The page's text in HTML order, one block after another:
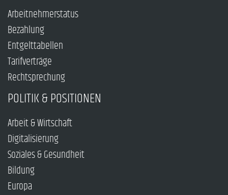
Arbeitnehmerstatus
Bezahlung
Entgelttabellen
Tarifverträge
Rechtsprechung
POLITIK & POSITIONEN
Arbeit & Wirtschaft
Digitalisierung
Soziales & Gesundheit
Bildung
Europa